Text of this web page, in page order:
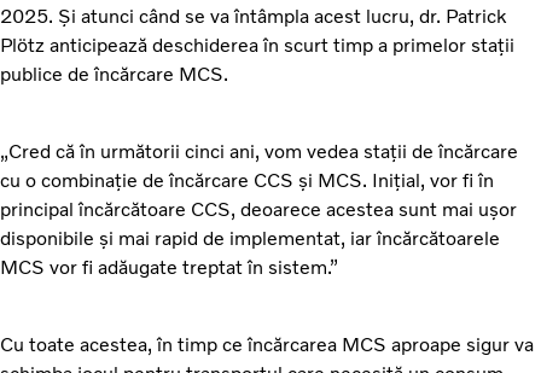
2025. Și atunci când se va întâmpla acest lucru, dr. Patrick
Plötz anticipează deschiderea în scurt timp a primelor stații
publice de încărcare MCS.
„Cred că în următorii cinci ani, vom vedea stații de încărcare
cu o combinație de încărcare CCS și MCS. Inițial, vor fi în
principal încărcătoare CCS, deoarece acestea sunt mai ușor
disponibile și mai rapid de implementat, iar încărcătoarele
MCS vor fi adăugate treptat în sistem.”
Cu toate acestea, în timp ce încărcarea MCS aproape sigur va